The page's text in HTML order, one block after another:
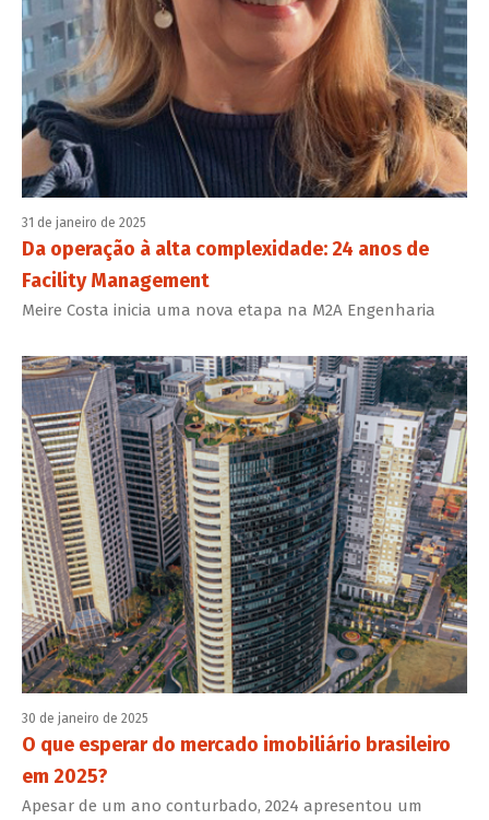
31 de janeiro de 2025
Da operação à alta complexidade: 24 anos de
Facility Management
Meire Costa inicia uma nova etapa na M2A Engenharia
30 de janeiro de 2025
O que esperar do mercado imobiliário brasileiro
em 2025?
Apesar de um ano conturbado, 2024 apresentou um